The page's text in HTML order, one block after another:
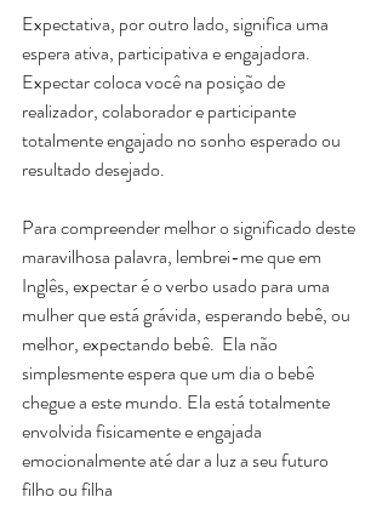
Expectativa, por outro lado, significa uma
espera ativa, participativa e engajadora.
Expectar coloca você na posição de
realizador, colaborador e participante
totalmente engajado no sonho esperado ou
resultado desejado.
Para compreender melhor o significado deste
maravilhosa palavra, lembrei-me que em
Inglês, expectar é o verbo usado para uma
mulher que está grávida, esperando bebê, ou
melhor, expectando bebê.  Ela não
simplesmente espera que um dia o bebê
chegue a este mundo. Ela está totalmente
envolvida fisicamente e engajada
emocionalmente até dar a luz a seu futuro
filho ou filha